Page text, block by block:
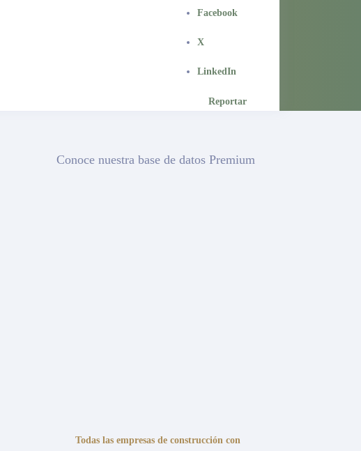
Facebook
X
LinkedIn
Reportar
Conoce nuestra base de datos Premium
Todas las empresas de construcción con